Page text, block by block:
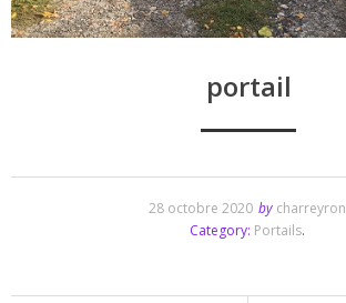
portail
28 octobre 2020 by charreyron
Category: Portails.